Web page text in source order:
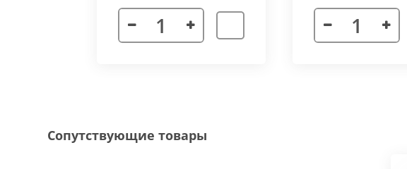
Декоративная рамка выполнена из алюминия. Придает
напольного покрытия и короба конвектора, а также
соединения 70 градусов.
Сопутствующие товары